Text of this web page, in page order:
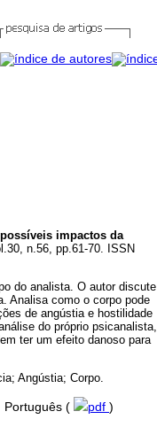
possíveis impactos da
n.56, pp.61-70. ISSN
do analista. O autor discute
Analisa como o corpo pode
de angústia e hostilidade
do próprio psicanalista,
ter um efeito danoso para
Angústia; Corpo.
Português ( pdf )